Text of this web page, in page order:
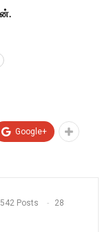
Google+
Posts 28